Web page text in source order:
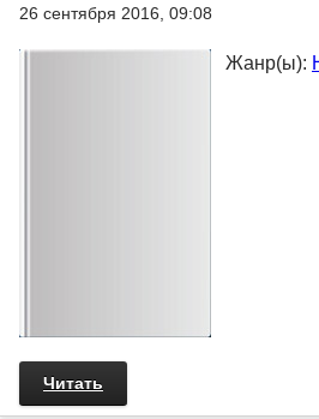
26 сентября 2016, 09:08
Жанр(ы):
Читать